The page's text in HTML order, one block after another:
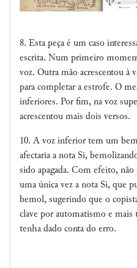
8. Esta peça é um caso
escrita. Num primeiro
voz. Outra mão acrescentou à
para completar a estrofe. O
inferiores. Por fim, na voz
acrescentou mais dois versos.
10. A voz inferior tem um
afectaria a nota Si,
sido apagada. Com efeito,
uma única vez a nota Si, que
bemol, sugerindo que o
clave por automatismo e mais
tenha dado conta do erro.